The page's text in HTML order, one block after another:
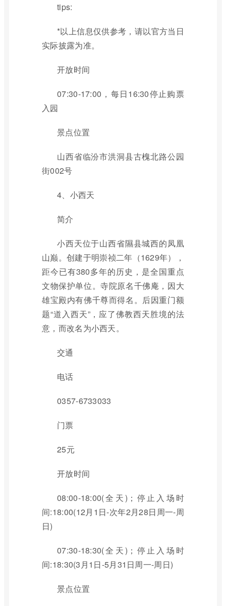
tips:
*以上信息仅供参考，请以官方当日
实际披露为准。
开放时间
07:30-17:00，每日16:30停止购票
入园
景点位置
山西省临汾市洪洞县古槐北路公园
街002号
4、小西天
简介
小西天位于山西省隰县城西的凤凰
山巅。创建于明崇祯二年（1629年），
距今已有380多年的历史，是全国重点
文物保护单位。寺院原名千佛庵，因大
雄宝殿内有佛千尊而得名。后因重门额
题“道入西天”，应了佛教西天胜境的法
意，而改名为小西天。
交通
电话
0357-6733033
门票
25元
开放时间
08:00-18:00(全天)；停止入场时
间:18:00(12月1日-次年2月28日周一-周
日)
07:30-18:30(全天)；停止入场时
间:18:30(3月1日-5月31日周一-周日)
景点位置